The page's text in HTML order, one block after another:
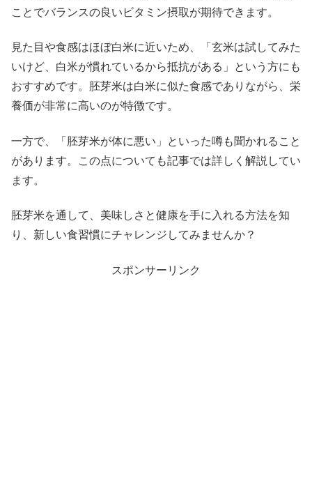
ことでバランスの良いビタミン摂取が期待できます。
見た目や食感はほぼ白米に近いため、「玄米は試してみた
いけど、白米が慣れているから抵抗がある」という方にも
おすすめです。胚芽米は白米に似た食感でありながら、栄
養価が非常に高いのが特徴です。
一方で、「胚芽米が体に悪い」といった噂も聞かれること
があります。この点についても記事では詳しく解説してい
ます。
胚芽米を通して、美味しさと健康を手に入れる方法を知
り、新しい食習慣にチャレンジしてみませんか？
スポンサーリンク